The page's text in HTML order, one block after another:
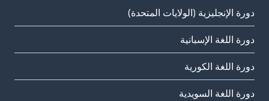
دورة الإنجليزية (الولايات المتحدة)
دورة اللغة الإسبانية
دورة اللغة الكورية
دورة اللغة السويدية